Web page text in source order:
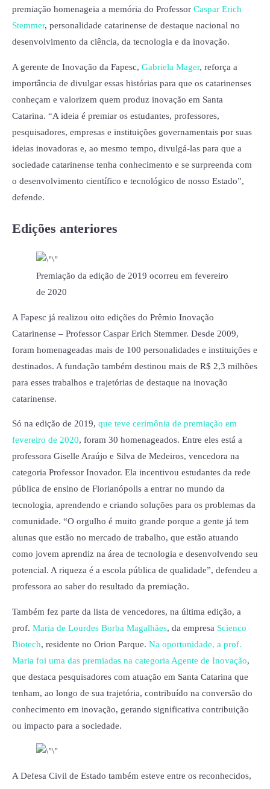
premiação homenageia a memória do Professor Caspar Erich
Stemmer, personalidade catarinense de destaque nacional no
desenvolvimento da ciência, da tecnologia e da inovação.
A gerente de Inovação da Fapesc, Gabriela Mager, reforça a
importância de divulgar essas histórias para que os catarinenses
conheçam e valorizem quem produz inovação em Santa
Catarina. “A ideia é premiar os estudantes, professores,
pesquisadores, empresas e instituições governamentais por suas
ideias inovadoras e, ao mesmo tempo, divulgá-las para que a
sociedade catarinense tenha conhecimento e se surpreenda com
o desenvolvimento científico e tecnológico de nosso Estado”,
defende.
Edições anteriores
Premiação da edição de 2019 ocorreu em fevereiro
de 2020
A Fapesc já realizou oito edições do Prêmio Inovação
Catarinense – Professor Caspar Erich Stemmer. Desde 2009,
foram homenageadas mais de 100 personalidades e instituições e
destinados. A fundação também destinou mais de R$ 2,3 milhões
para esses trabalhos e trajetórias de destaque na inovação
catarinense.
Só na edição de 2019, que teve cerimônia de premiação em
fevereiro de 2020, foram 30 homenageados. Entre eles está a
professora Giselle Araújo e Silva de Medeiros, vencedora na
categoria Professor Inovador. Ela incentivou estudantes da rede
pública de ensino de Florianópolis a entrar no mundo da
tecnologia, aprendendo e criando soluções para os problemas da
comunidade. “O orgulho é muito grande porque a gente já tem
alunas que estão no mercado de trabalho, que estão atuando
como jovem aprendiz na área de tecnologia e desenvolvendo seu
potencial. A riqueza é a escola pública de qualidade”, defendeu a
professora ao saber do resultado da premiação.
Também fez parte da lista de vencedores, na última edição, a
prof. Maria de Lourdes Borba Magalhães, da empresa Scienco
Biotech, residente no Orion Parque. Na oportunidade, a prof.
Maria foi uma das premiadas na categoria Agente de Inovação,
que destaca pesquisadores com atuação em Santa Catarina que
tenham, ao longo de sua trajetória, contribuído na conversão do
conhecimento em inovação, gerando significativa contribuição
ou impacto para a sociedade.
A Defesa Civil de Estado também esteve entre os reconhecidos,